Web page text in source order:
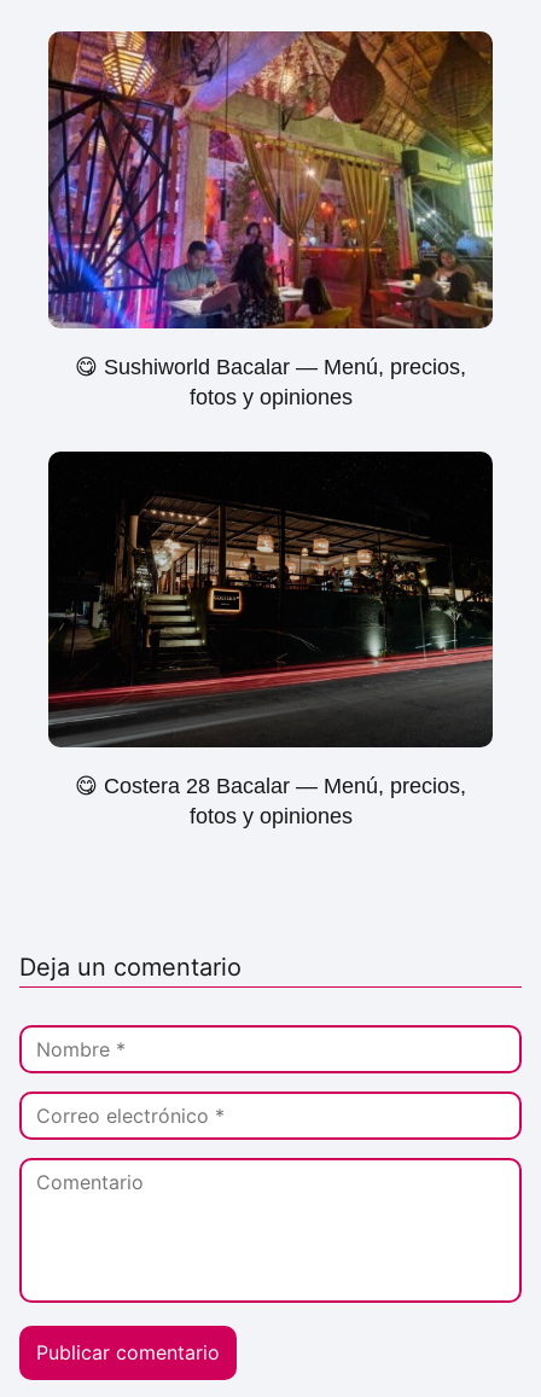
😋 Sushiworld Bacalar — Menú, precios,
fotos y opiniones
😋 Costera 28 Bacalar — Menú, precios,
fotos y opiniones
Deja un comentario